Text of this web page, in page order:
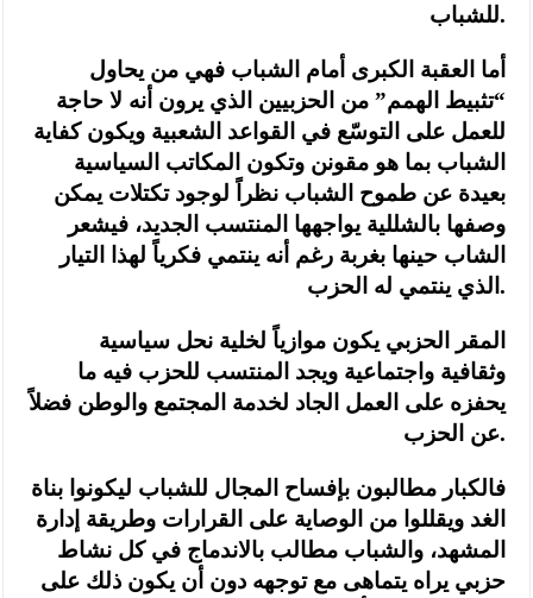
للشباب.
أما العقبة الكبرى أمام الشباب فهي من يحاول
“تثبيط الهمم” من الحزبيين الذي يرون أنه لا حاجة
للعمل على التوسّع في القواعد الشعبية ويكون كفاية
الشباب بما هو مقونن وتكون المكاتب السياسية
بعيدة عن طموح الشباب نظراً لوجود تكتلات يمكن
وصفها بالشللية يواجهها المنتسب الجديد، فيشعر
الشاب حينها بغربة رغم أنه ينتمي فكرياً لهذا التيار
الذي ينتمي له الحزب.
المقر الحزبي يكون موازياً لخلية نحل سياسية
وثقافية واجتماعية ويجد المنتسب للحزب فيه ما
يحفزه على العمل الجاد لخدمة المجتمع والوطن فضلاً
عن الحزب.
فالكبار مطالبون بإفساح المجال للشباب ليكونوا بناة
الغد ويقللوا من الوصاية على القرارات وطريقة إدارة
المشهد، والشباب مطالب بالاندماج في كل نشاط
حزبي يراه يتماهى مع توجهه دون أن يكون ذلك على